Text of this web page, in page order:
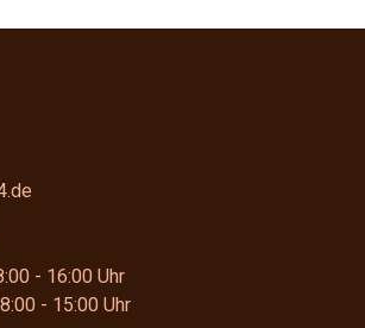
- 16:00 Uhr
Uhr